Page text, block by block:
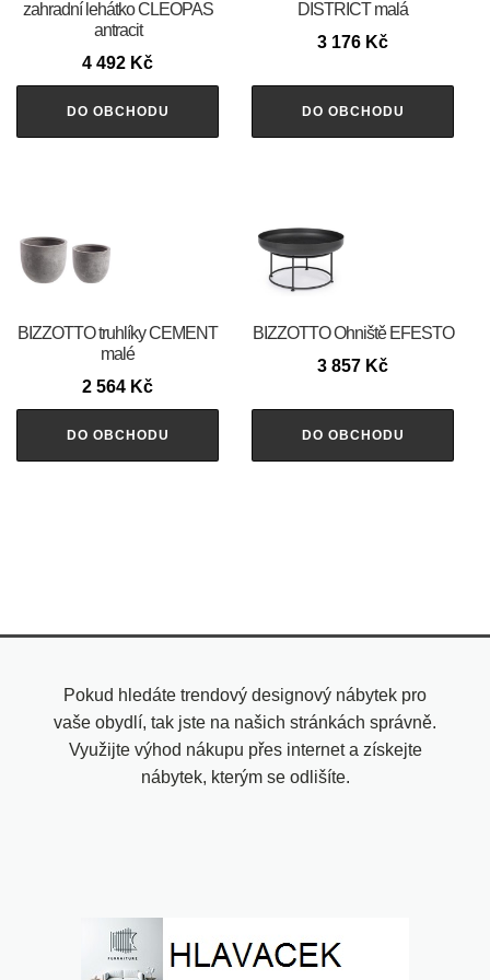
zahradní lehátko CLEOPAS
antracit
4 492 Kč
DO OBCHODU
DISTRICT malá
3 176 Kč
DO OBCHODU
BIZZOTTO truhlíky CEMENT
malé
2 564 Kč
DO OBCHODU
BIZZOTTO Ohniště EFESTO
3 857 Kč
DO OBCHODU
Pokud hledáte trendový designový nábytek pro
vaše obydlí, tak jste na našich stránkách správně.
Využijte výhod nákupu přes internet a získejte
nábytek, kterým se odlišíte.